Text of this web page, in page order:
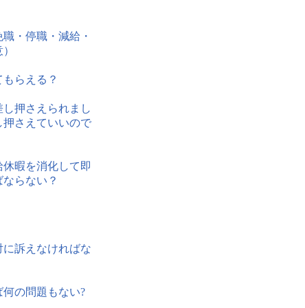
・停職・減給・
らえる？
押さえられまし
さえていいので
休暇を消化して即
らない？
訴えなければな
の問題もない?